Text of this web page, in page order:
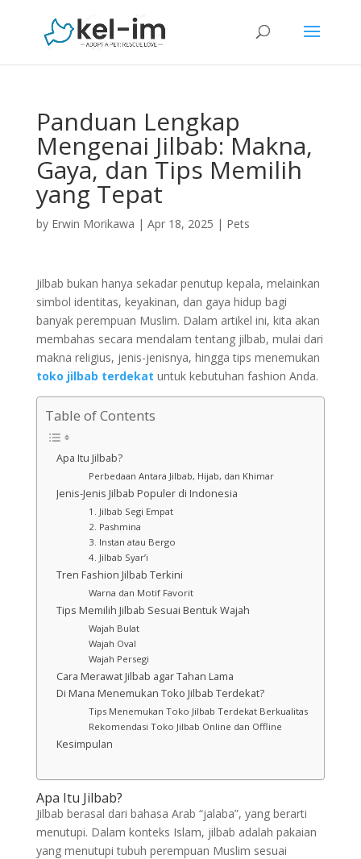
Panduan Lengkap
Mengenai Jilbab: Makna,
Gaya, dan Tips Memilih
yang Tepat
by Erwin Morikawa | Apr 18, 2025 | Pets
Jilbab bukan hanya sekadar penutup kepala, melainkan
simbol identitas, keyakinan, dan gaya hidup bagi
banyak perempuan Muslim. Dalam artikel ini, kita akan
membahas secara mendalam tentang jilbab, mulai dari
makna religius, jenis-jenisnya, hingga tips menemukan
toko jilbab terdekat untuk kebutuhan fashion Anda.
Table of Contents
Apa Itu Jilbab?
Perbedaan Antara Jilbab, Hijab, dan Khimar
Jenis-Jenis Jilbab Populer di Indonesia
1. Jilbab Segi Empat
2. Pashmina
3. Instan atau Bergo
4. Jilbab Syar’i
Tren Fashion Jilbab Terkini
Warna dan Motif Favorit
Tips Memilih Jilbab Sesuai Bentuk Wajah
Wajah Bulat
Wajah Oval
Wajah Persegi
Cara Merawat Jilbab agar Tahan Lama
Di Mana Menemukan Toko Jilbab Terdekat?
Tips Menemukan Toko Jilbab Terdekat Berkualitas
Rekomendasi Toko Jilbab Online dan Offline
Kesimpulan
Apa Itu Jilbab?
Jilbab berasal dari bahasa Arab “jalaba”, yang berarti
menutupi. Dalam konteks Islam, jilbab adalah pakaian
yang menutupi tubuh perempuan Muslim sesuai